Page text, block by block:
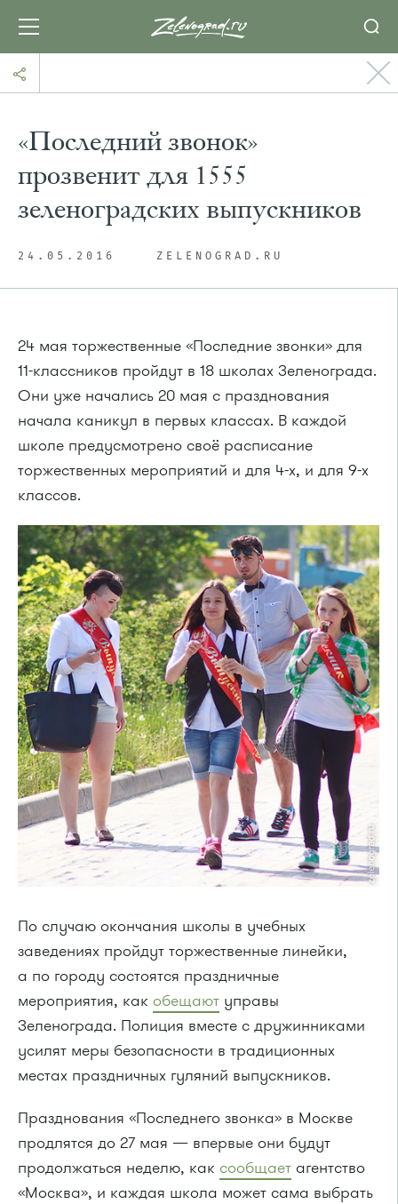
«Последний звонок»
прозвенит для 1555
зеленоградских выпускников
24.05.2016 ZELENOGRAD.RU
24 мая торжественные «Последние звонки» для
11-классников пройдут в 18 школах Зеленограда.
Они уже начались 20 мая с празднования
начала каникул в первых классах. В каждой
школе предусмотрено своё расписание
торжественных мероприятий и для 4-х, и для 9-х
классов.
По случаю окончания школы в учебных
заведениях пройдут торжественные линейки,
а по городу состоятся праздничные
мероприятия, как обещают управы
Зеленограда. Полиция вместе с дружинниками
усилят меры безопасности в традиционных
местах праздничных гуляний выпускников.
Празднования «Последнего звонка» в Москве
продлятся до 27 мая — впервые они будут
продолжаться неделю, как сообщает агентство
«Москва», и каждая школа может сама выбрать